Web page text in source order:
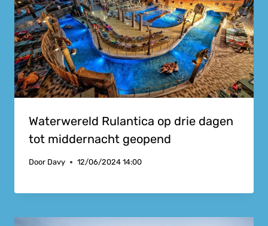
Waterwereld Rulantica op drie dagen
tot middernacht geopend
Door Davy 12/06/2024 14:00